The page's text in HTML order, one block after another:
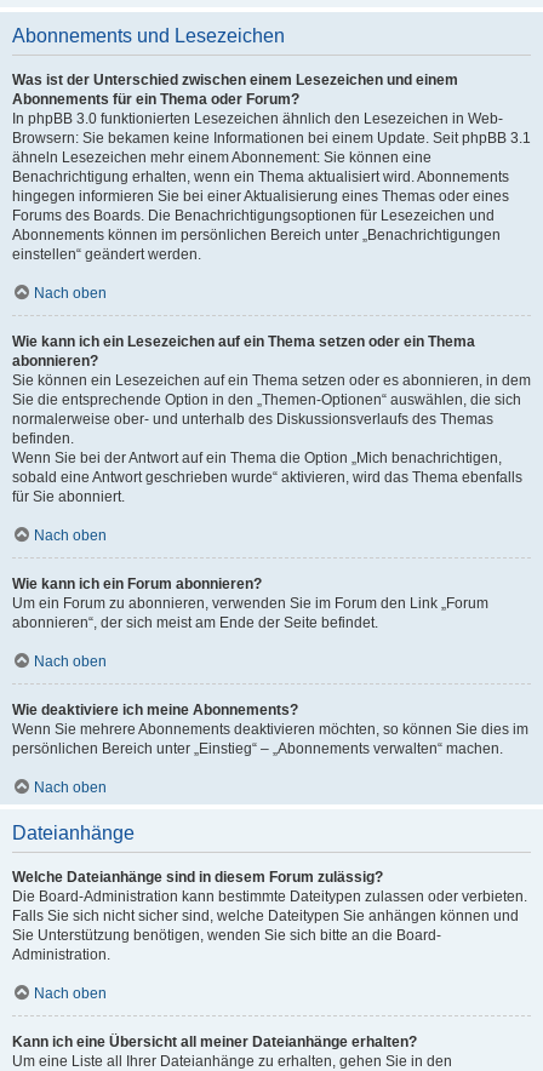
Abonnements und Lesezeichen
Was ist der Unterschied zwischen einem Lesezeichen und einem
Abonnements für ein Thema oder Forum?
In phpBB 3.0 funktionierten Lesezeichen ähnlich den Lesezeichen in Web-
Browsern: Sie bekamen keine Informationen bei einem Update. Seit phpBB 3.1
ähneln Lesezeichen mehr einem Abonnement: Sie können eine
Benachrichtigung erhalten, wenn ein Thema aktualisiert wird. Abonnements
hingegen informieren Sie bei einer Aktualisierung eines Themas oder eines
Forums des Boards. Die Benachrichtigungsoptionen für Lesezeichen und
Abonnements können im persönlichen Bereich unter „Benachrichtigungen
einstellen“ geändert werden.
Nach oben
Wie kann ich ein Lesezeichen auf ein Thema setzen oder ein Thema
abonnieren?
Sie können ein Lesezeichen auf ein Thema setzen oder es abonnieren, in dem
Sie die entsprechende Option in den „Themen-Optionen“ auswählen, die sich
normalerweise ober- und unterhalb des Diskussionsverlaufs des Themas
befinden.
Wenn Sie bei der Antwort auf ein Thema die Option „Mich benachrichtigen,
sobald eine Antwort geschrieben wurde“ aktivieren, wird das Thema ebenfalls
für Sie abonniert.
Nach oben
Wie kann ich ein Forum abonnieren?
Um ein Forum zu abonnieren, verwenden Sie im Forum den Link „Forum
abonnieren“, der sich meist am Ende der Seite befindet.
Nach oben
Wie deaktiviere ich meine Abonnements?
Wenn Sie mehrere Abonnements deaktivieren möchten, so können Sie dies im
persönlichen Bereich unter „Einstieg“ – „Abonnements verwalten“ machen.
Nach oben
Dateianhänge
Welche Dateianhänge sind in diesem Forum zulässig?
Die Board-Administration kann bestimmte Dateitypen zulassen oder verbieten.
Falls Sie sich nicht sicher sind, welche Dateitypen Sie anhängen können und
Sie Unterstützung benötigen, wenden Sie sich bitte an die Board-
Administration.
Nach oben
Kann ich eine Übersicht all meiner Dateianhänge erhalten?
Um eine Liste all Ihrer Dateianhänge zu erhalten, gehen Sie in den